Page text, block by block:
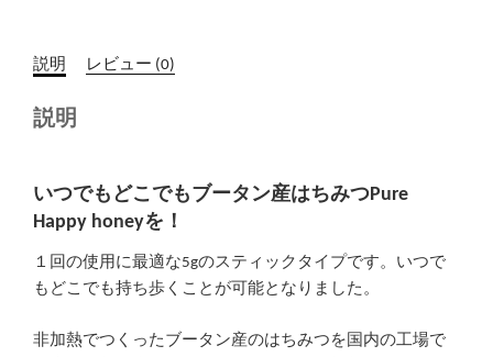
説明 レビュー (0)
説明
いつでもどこでもブータン産はちみつPure
Happy honeyを！
１回の使用に最適な5gのスティックタイプです。いつで
もどこでも持ち歩くことが可能となりました。
非加熱でつくったブータン産のはちみつを国内の工場で